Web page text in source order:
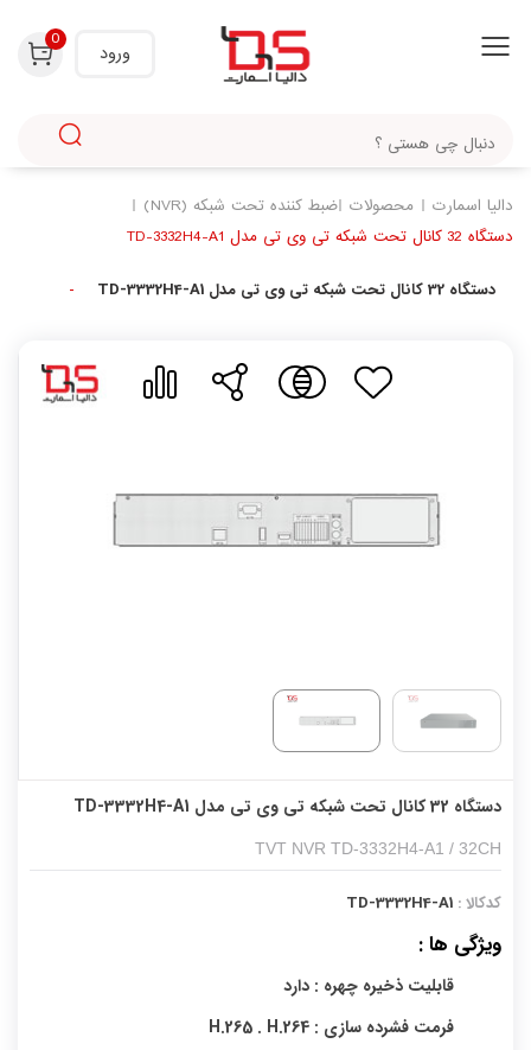
ورود
0
دالیا اسمارت محصولات ضبط کننده تحت شبکه (NVR)
دستگاه 32 کانال تحت شبکه تی وی تی مدل TD-3332H4-A1
دستگاه 32 کانال تحت شبکه تی وی تی مدل TD-3332H4-A1
دستگاه 32 کانال تحت شبکه تی وی تی مدل TD-3332H4-A1
TVT NVR TD-3332H4-A1 / 32CH
کدکالا : TD-3332H4-A1
ویژگی ها :
قابلیت ذخیره چهره : دارد
فرمت فشرده سازی : H.265 . H.264